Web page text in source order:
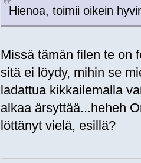
Hienoa, toimii oikein
Missä tämän filen te on
sitä ei löydy, mihin se
ladattua kikkailemalla
alkaa ärsyttää...heheh
löttänyt vielä, esillä?